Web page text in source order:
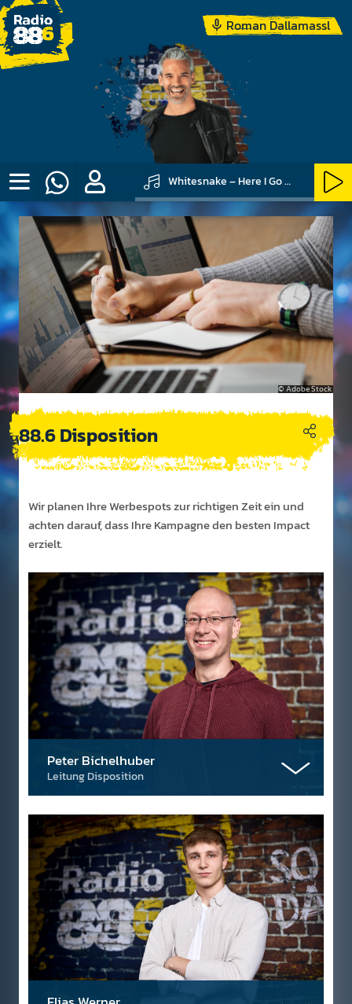
Roman Dallamassl
Whitesnake – Here I Go Again
Adobe Stock
88.6 Disposition
Wir planen Ihre Werbe­spots zur richti­gen Zeit ein und
achten darauf, dass Ihre Kam­pagne den besten Impact
erzielt.
Peter Bichelhuber
Leitung Disposition